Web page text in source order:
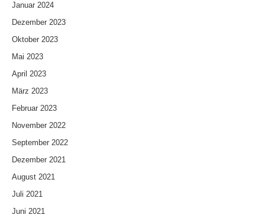
Januar 2024
Dezember 2023
Oktober 2023
Mai 2023
April 2023
März 2023
Februar 2023
November 2022
September 2022
Dezember 2021
August 2021
Juli 2021
Juni 2021